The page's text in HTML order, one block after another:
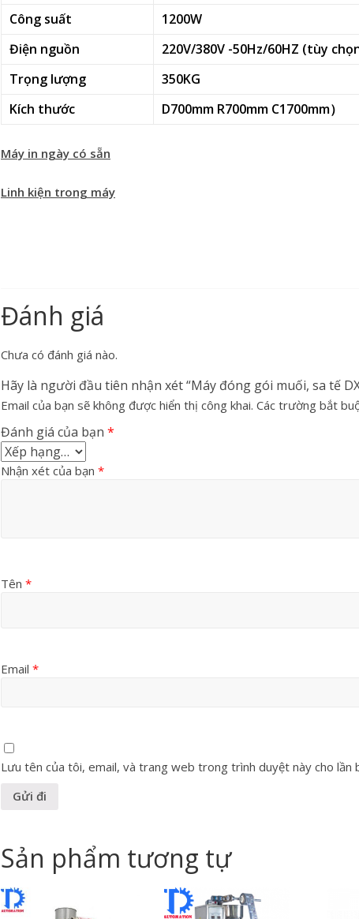
Công suất
1200W
Điện nguồn
220V/380V -50Hz/60HZ (tùy
Trọng lượng
350KG
Kích thước
D700mm R700mm C1700mm）
Máy in ngày có sẵn
Linh kiện trong máy
Đánh giá
Chưa có đánh giá nào.
Hãy là người đầu tiên nhận xét “Máy đóng gói muối, sa tế
Email của bạn sẽ không được hiển thị công khai. Các trường bắt
Đánh giá của bạn *
Nhận xét của bạn *
Tên *
Email *
Lưu tên của tôi, email, và trang web trong trình duyệt này cho lần
Sản phẩm tương tự